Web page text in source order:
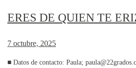
ERES DE QUIEN TE
7 octubre, 2025
■ Datos de contacto: Paula;